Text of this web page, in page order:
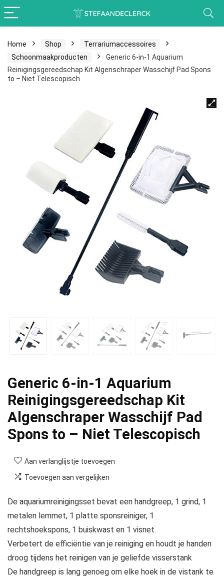
Home Shop
Terrariumaccessoires
Schoonmaakproducten
Generic 6-in-1 Aquarium
Reinigingsgereedschap Kit Algenschraper Wasschijf Pad Spons
to – Niet Telescopisch
Generic 6-in-1 Aquarium
Reinigingsgereedschap Kit
Algenschraper Wasschijf Pad
Spons to – Niet Telescopisch
Aan verlanglijstje toevoegen
Toevoegen aan vergelijken
De aquariumreinigingsset bevat een handgreep, 1 grind, 1
metalen lemmet, 1 platte sponsreiniger, 1
rechtshoekspons, 1 buiskwast en 1 visnet.
Verbetert de efficiëntie van je reiniging en houdt je handen
droog tijdens het reinigen van je geliefde visserstank
De handgreep is lang genoeg om elke hoek in de vistank te